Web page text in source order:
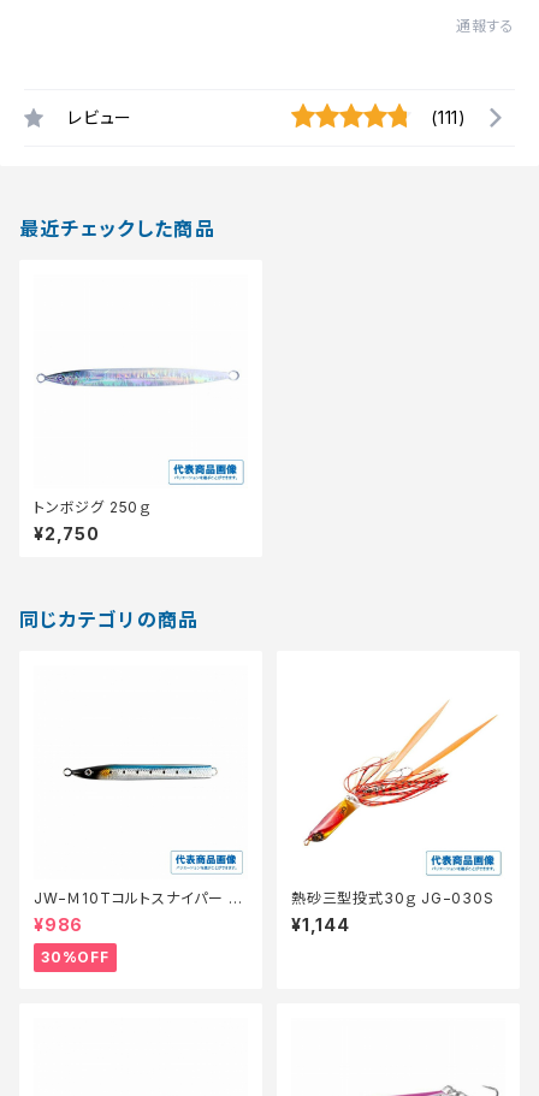
通報する
レビュー (111)
最近チェックした商品
トンボジグ 250ｇ
¥2,750
同じカテゴリの商品
JW−Ｍ10Tコルトスナイパー ア
テジオ100g【特価ルアー】【30】
¥986
30%OFF
熱砂三型投式30ｇ JG−030S
¥1,144